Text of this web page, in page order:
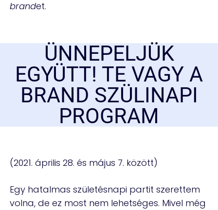
brandet.
ÜNNEPELJÜK
EGYÜTT! TE VAGY A
BRAND SZÜLINAPI
PROGRAM
(2021. április 28. és május 7. között)
Egy hatalmas születésnapi partit szerettem
volna, de ez most nem lehetséges. Mivel még